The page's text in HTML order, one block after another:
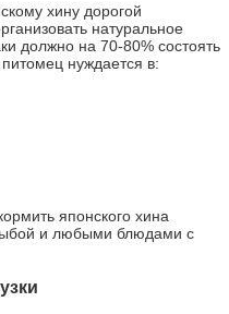
хину дорогой
натуральное
должно на 70-80% состоять
нуждается в:
японского хина
и любыми блюдами с